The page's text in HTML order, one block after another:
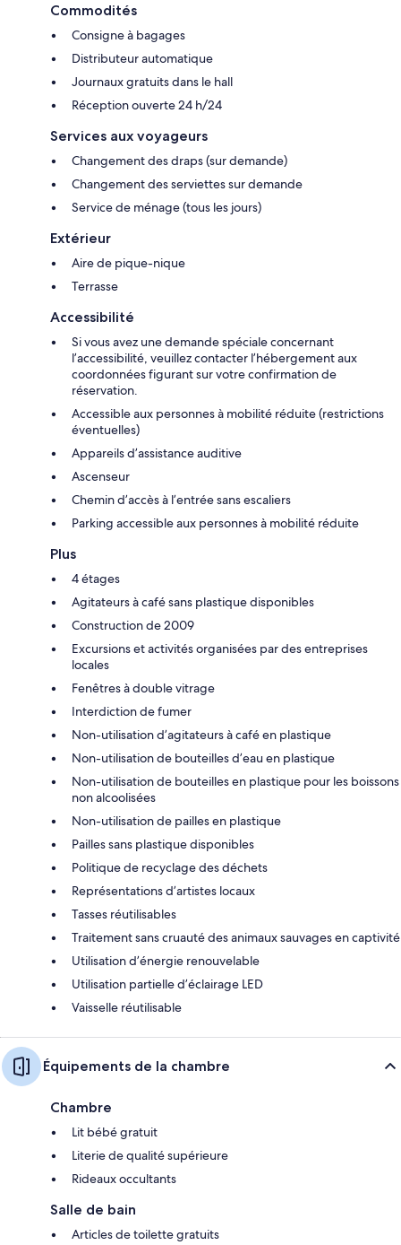
Commodités
Consigne à bagages
Distributeur automatique
Journaux gratuits dans le hall
Réception ouverte 24 h/24
Services aux voyageurs
Changement des draps (sur demande)
Changement des serviettes sur demande
Service de ménage (tous les jours)
Extérieur
Aire de pique-nique
Terrasse
Accessibilité
Si vous avez une demande spéciale concernant
l’accessibilité, veuillez contacter l’hébergement aux
coordonnées figurant sur votre confirmation de
réservation.
Accessible aux personnes à mobilité réduite (restrictions
éventuelles)
Appareils d’assistance auditive
Ascenseur
Chemin d’accès à l’entrée sans escaliers
Parking accessible aux personnes à mobilité réduite
Plus
4 étages
Agitateurs à café sans plastique disponibles
Construction de 2009
Excursions et activités organisées par des entreprises
locales
Fenêtres à double vitrage
Interdiction de fumer
Non-utilisation d’agitateurs à café en plastique
Non-utilisation de bouteilles d’eau en plastique
Non-utilisation de bouteilles en plastique pour les boissons
non alcoolisées
Non-utilisation de pailles en plastique
Pailles sans plastique disponibles
Politique de recyclage des déchets
Représentations d’artistes locaux
Tasses réutilisables
Traitement sans cruauté des animaux sauvages en captivité
Utilisation d’énergie renouvelable
Utilisation partielle d’éclairage LED
Vaisselle réutilisable
Équipements de la chambre
Chambre
Lit bébé gratuit
Literie de qualité supérieure
Rideaux occultants
Salle de bain
Articles de toilette gratuits